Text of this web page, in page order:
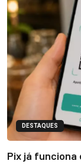
DESTAQUES
Pix já funciona